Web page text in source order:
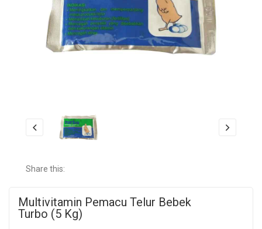
Share this:
Multivitamin Pemacu Telur Bebek
Turbo (5 Kg)